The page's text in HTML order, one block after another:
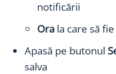
notificării
Ora la care să
Apasă pe butonul
salva